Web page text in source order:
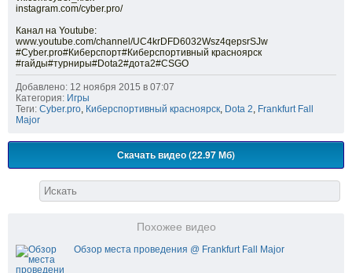
instagram.com/cyber.pro/
Канал на Youtube:
www.youtube.com/channel/UC4krDFD6032Wsz4qepsrSJw
#Cyber.pro#Киберспорт#Киберспортивный красноярск
#гайды#турниры#Dota2#дота2#CSGO
Добавлено: 12 ноября 2015 в 07:07
Категория: Игры
Теги: Cyber.pro, Киберспортивный красноярск, Dota 2, Frankfurt Fall
Major
Скачать видео (22.97 Мб)
Похожее видео
Обзор места проведения @ Frankfurt Fall Major